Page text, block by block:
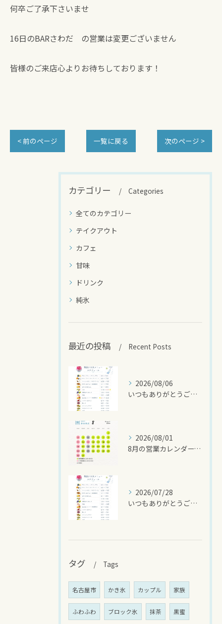
何卒ご了承下さいませ
16日のBARさわだ の営業は変更ございません
皆様のご来店心よりお待ちしております！
< 前のページ 一覧に戻る 次のページ >
カテゴリー Categories
全てのカテゴリー
テイクアウト
カフェ
甘味
ドリンク
純氷
最近の投稿 Recent Posts
2026/08/06
いつもありがとうございます🍧
2026/08/01
8月の営業カレンダーです🌻
2026/07/28
いつもありがとうございます
タグ Tags
名古屋市 かき氷 カップル 家族
ふわふわ ブロック氷 抹茶 黒蜜